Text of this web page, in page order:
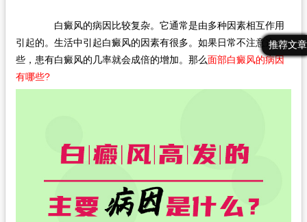
白癜风常识
白癜风人群
白癜风部位
最新文章
热门文章
推荐文章
白癜风的病因比较复杂。它通常是由多种因素相互作用
引起的。生活中引起白癜风的因素有很多。如果日常不注意这
些，患有白癜风的几率就会成倍的增加。那么面部白癜风的病因
有哪些?